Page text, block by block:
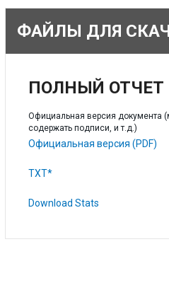
ФАЙЛЫ ДЛЯ
ПОЛНЫЙ ОТЧЕТ
Официальная версия документа
содержать подписи, и т.д.)
Официальная версия (PDF)
TXT*
Download Stats